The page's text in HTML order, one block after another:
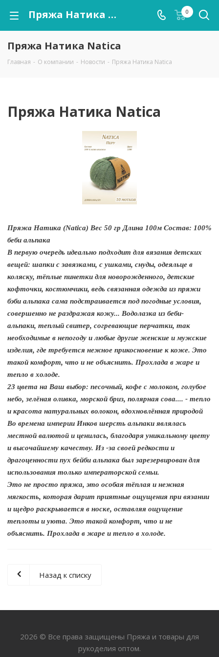
Пряжа Натика Natica 0
Пряжа Натика Natica
Главная - О компании - Новости - Пряжа Натика Natica
Пряжа Натика Natica
Пряжа Натика (Natica) Вес 50 гр Длина 100м Состав: 100%
беби альпакa
В первую очередь идеально подходит для вязания детских
вещей: шапки с завязками, с ушками, снуды, одеяльце в
коляску, тёплые пинетки для новорожденного, детские
кофточки, костюмчики, ведь связанная одежда из пряжи
бэби альпака сама подстраивается под погодные условия,
совершенно не раздражая кожу... Водолазка из беби-
альпаки, теплый свитер, согревающие перчатки, так
необходимые в непогоду и любые другие женские и мужские
изделия, где требуется нежное прикосновение к коже. Это
такой комфорт, что и не объяснить. Прохлада в жаре и
тепло в холоде.
23 цвета на Ваш выбор: песочный, кофе с молоком, голубое
небо, зелёная оливка, морской бриз, полярная сова.... - тепло
и красота натуральных волокон, вдохновлённая природой
Во времена империи Инков шерсть альпаки являлась
местной валютой и ценилась, благодаря уникальному цвету
и высочайшему качеству. Из -за своей редкости и
драгоценности пух бейби альпака был зарезервирован для
использования только императорской семьи.
Это не просто пряжа, это особая тёплая и нежная
мягкость, которая дарит приятные ощущения при вязании
и щедро раскрывается в носке, оставляя ощущение
теплоты и уюта. Это такой комфорт, что и не
объяснить. Прохлада в жаре и тепло в холоде.
Назад к списку
2026 © Все права защищены Пряжа и товары для
рукоделия оптом.